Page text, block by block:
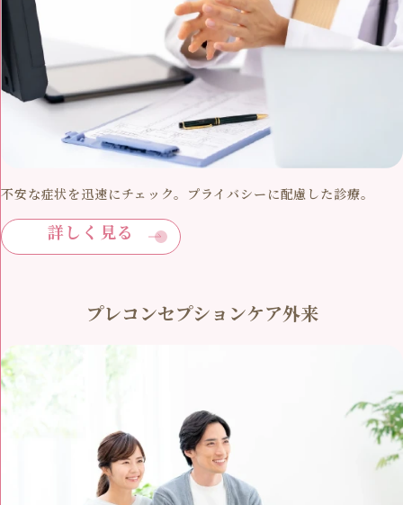
不安な症状を迅速にチェック。プライバシーに配慮した診療。
詳しく見る
プレコンセプションケア外来